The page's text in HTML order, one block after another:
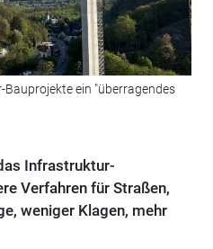
ein "überragendes
Infrastruktur-
Verfahren für Straßen,
weniger Klagen, mehr